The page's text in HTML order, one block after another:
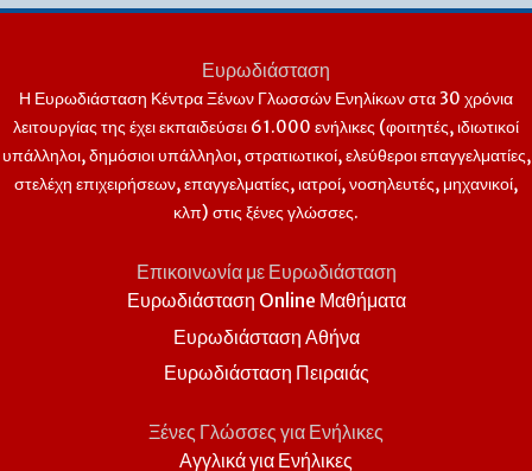
Ευρωδιάσταση
Η Ευρωδιάσταση Κέντρα Ξένων Γλωσσών Ενηλίκων στα 30 χρόνια
λειτουργίας της έχει εκπαιδεύσει 61.000 ενήλικες (φοιτητές, ιδιωτικοί
υπάλληλοι, δημόσιοι υπάλληλοι, στρατιωτικοί, ελεύθεροι επαγγελματίες,
στελέχη επιχειρήσεων, επαγγελματίες, ιατροί, νοσηλευτές, μηχανικοί,
κλπ) στις ξένες γλώσσες.
Επικοινωνία με Ευρωδιάσταση
Ευρωδιάσταση Online Μαθήματα
Ευρωδιάσταση Αθήνα
Ευρωδιάσταση Πειραιάς
Ξένες Γλώσσες για Ενήλικες
Αγγλικά για Ενήλικες